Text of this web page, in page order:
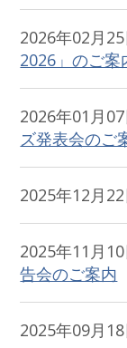
2026年02月
2026」のご案
2026年01月
ズ発表会のご
2025年12月
2025年11月
告会のご案内
2025年09月